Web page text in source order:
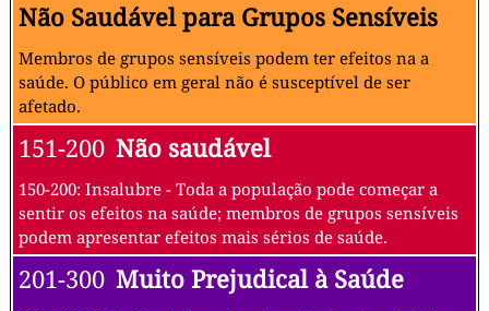
Não Saudável para Grupos Sensíveis
Membros de grupos sensíveis podem ter efeitos na a
saúde. O público em geral não é susceptível de ser
afetado.
151-200 Não saudável
150-200: Insalubre - Toda a população pode começar a
sentir os efeitos na saúde; membros de grupos sensíveis
podem apresentar efeitos mais sérios de saúde.
201-300 Muito Prejudical à Saúde